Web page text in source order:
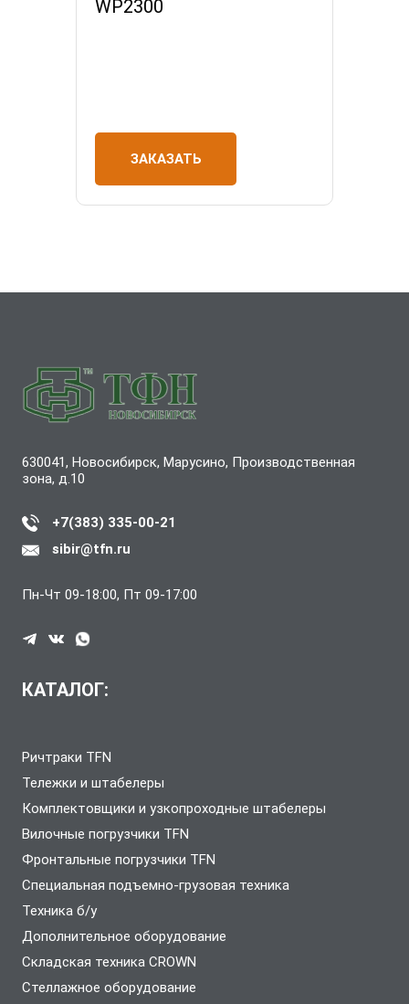
WP2300
ЗАКАЗАТЬ
630041, Новосибирск, Марусино, Производственная
зона, д.10
+7(383) 335-00-21
sibir@tfn.ru
Пн-Чт 09-18:00, Пт 09-17:00
КАТАЛОГ:
Ричтраки TFN
Тележки и штабелеры
Комплектовщики и узкопроходные штабелеры
Вилочные погрузчики TFN
Фронтальные погрузчики TFN
Специальная подъемно-грузовая техника
Техника б/у
Дополнительное оборудование
Складская техника CROWN
Стеллажное оборудование